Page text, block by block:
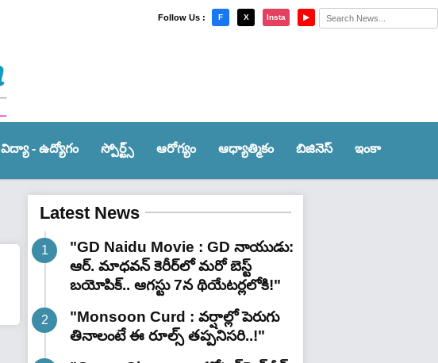
Follow Us : F X Insta ▶
విద్యా - ఉద్యోగం స్పోర్ట్స్‌ ఆరోగ్యం ఆధ్యాత్మికం బిజినెస్ ఇంకా
×
Latest News
"GD Naidu Movie : GD నాయుడు:
ఆర్. మాధవన్‌ కెరీర్‌లో మరో బెస్ట్
బయోపిక్.. ఆగస్టు 7న థియేటర్లలోకి!"
"Monsoon Curd : వర్షాల్లో పెరుగు
తినాలంటే ఈ రూల్స్ తప్పనిసరి..!"